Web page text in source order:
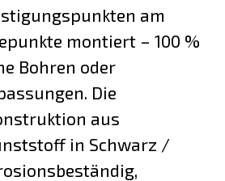
am
montiert – 100 %
Bohren oder
Die
aus
in Schwarz /